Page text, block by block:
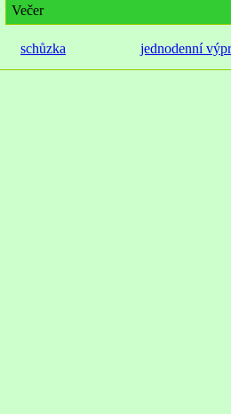
Večer
schůzka jednodenní